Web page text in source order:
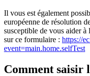
Il vous est également
européenne de résolution
susceptible de vous aider
sur ce formulaire : https://
event=main.home.selfTest
Comment saisir